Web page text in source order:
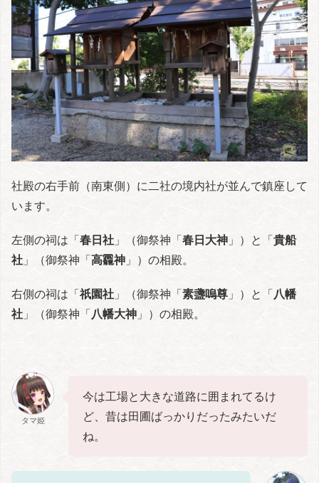
社殿の右手前（南東側）に二社の境内社が並んで鎮座して
います。
左側の祠は「春日社 」（御祭神「春日大神 」）と「貴船
社 」（御祭神「高龗神 」）の相殿。
右側の祠は「祇園社 」（御祭神「素盞嗚尊 」）と「八幡
社 」（御祭神「八幡大神 」）の相殿。
タマ姫
今は工場と大きな道路に囲まれてるけ
ど、昔は田圃ばっかりだったみたいだ
ね。